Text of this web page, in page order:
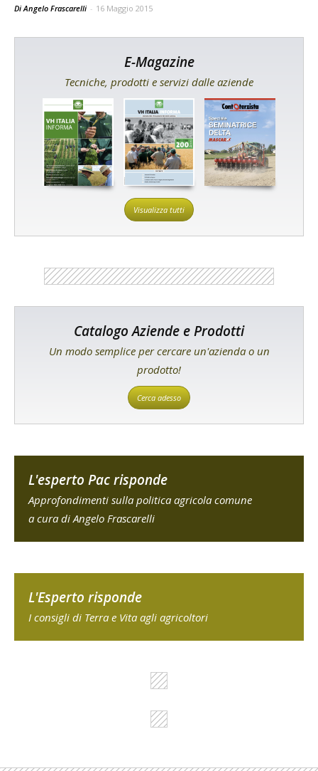
Di Angelo Frascarelli - 16 Maggio 2015
E-Magazine
Tecniche, prodotti e servizi dalle aziende
Visualizza tutti
Catalogo Aziende e Prodotti
Un modo semplice per cercare un'azienda o un
prodotto!
Cerca adesso
L'esperto Pac risponde
Approfondimenti sulla politica agricola comune
a cura di Angelo Frascarelli
L'Esperto risponde
I consigli di Terra e Vita agli agricoltori